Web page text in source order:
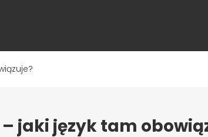
jaki język tam